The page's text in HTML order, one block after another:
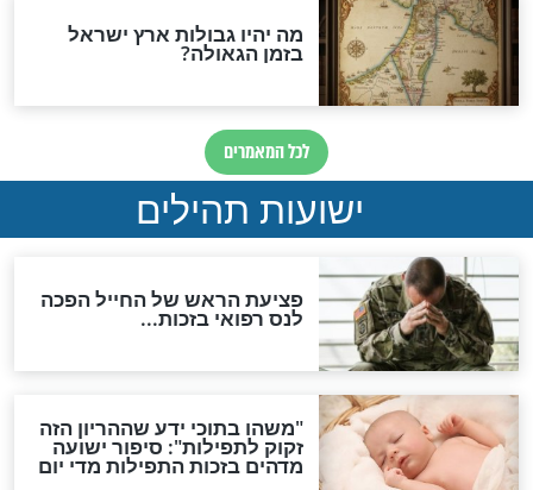
להמתקת הדינים וביטול
גזרות
סגולת ע"ב שמות הקודש
תפילה סגולית להמתקת
הדינים